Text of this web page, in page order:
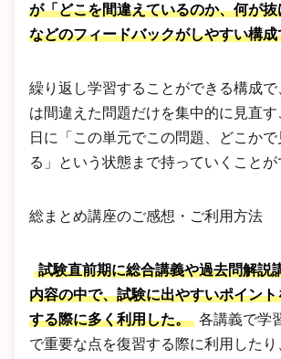
が「どこを間違えているのか、何が
などのフィードバックがしやすい構
繰り返し学習することができる構成で
は間違えた問題だけを集中的に見直
日に「この単元でこの問題、どこか
る」という状態まで持っていくことが
総まとめ講座のご感想・ご利用方法
試験直前期に総合講義や過去問解説
内容の中で、試験に出やすいポイン
する際に多く利用した。 各講義で学
で重要な点を復習する際に利用した